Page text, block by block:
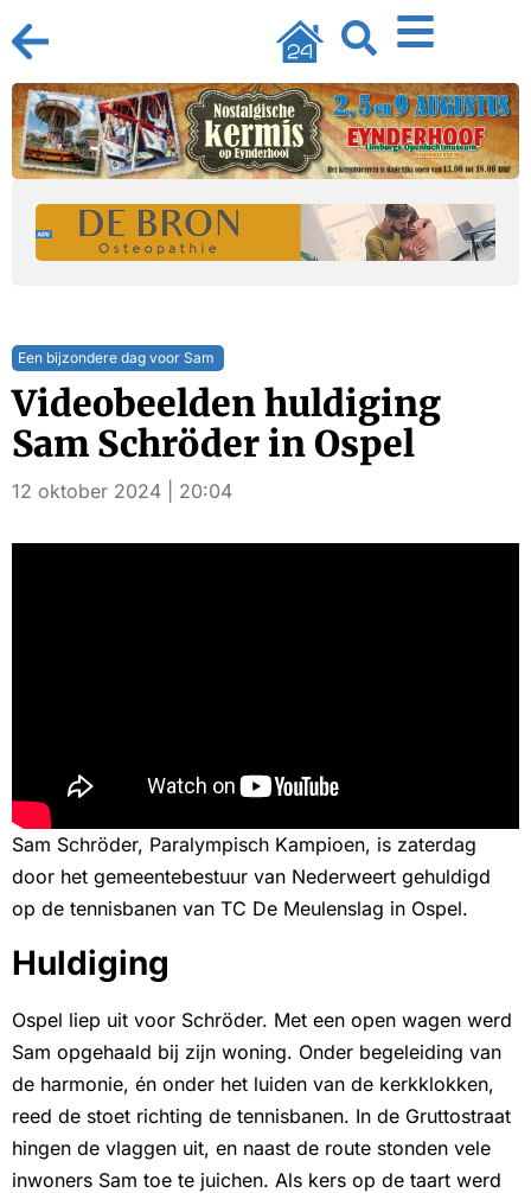
Een bijzondere dag voor Sam
Videobeelden huldiging
Sam Schröder in Ospel
12 oktober 2024 | 20:04
Sam Schröder, Paralympisch Kampioen, is zaterdag
door het gemeentebestuur van Nederweert gehuldigd
op de tennisbanen van TC De Meulenslag in Ospel.
Huldiging
Ospel liep uit voor Schröder. Met een open wagen werd
Sam opgehaald bij zijn woning. Onder begeleiding van
de harmonie, én onder het luiden van de kerkklokken,
reed de stoet richting de tennisbanen. In de Gruttostraat
hingen de vlaggen uit, en naast de route stonden vele
inwoners Sam toe te juichen. Als kers op de taart werd